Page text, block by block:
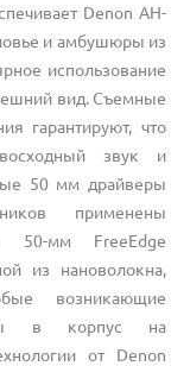
Denon AH-
и амбушюры из
использование
вид. Съемные
гарантируют, что
звук и
50 мм драйверы
применены
50-мм FreeEdge
из нановолокна,
возникающие
в корпус на
от Denon